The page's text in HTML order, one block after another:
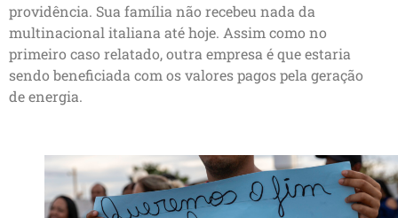
providência. Sua família não recebeu nada da
multinacional italiana até hoje. Assim como no
primeiro caso relatado, outra empresa é que estaria
sendo beneficiada com os valores pagos pela geração
de energia.